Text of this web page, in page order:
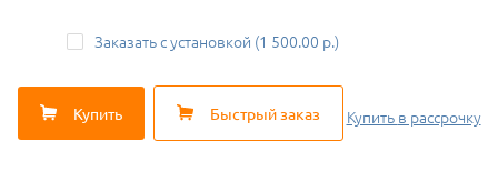
Заказать с установкой (1 500.00 р.)
Купить Быстрый заказ Купить в рассрочку